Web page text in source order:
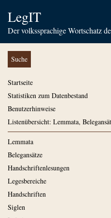
LegIT
Der volkssprachige Wortschatz
Suche
Startseite
Statistiken zum Datenbestand
Benutzerhinweise
Listenübersicht: Lemmata,
Lemmata
Belegansätze
Handschriftenlesungen
Legesbereiche
Handschriften
Siglen